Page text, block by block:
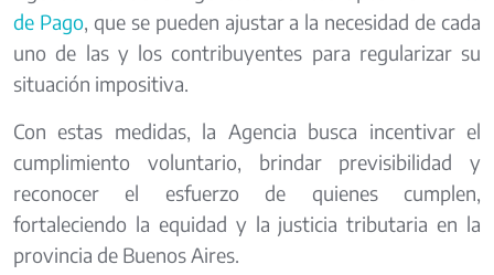
de Pago, que se pueden ajustar a la necesidad de cada
uno de las y los contribuyentes para regularizar su
situación impositiva.
Con estas medidas, la Agencia busca incentivar el
cumplimiento voluntario, brindar previsibilidad y
reconocer el esfuerzo de quienes cumplen,
fortaleciendo la equidad y la justicia tributaria en la
provincia de Buenos Aires.